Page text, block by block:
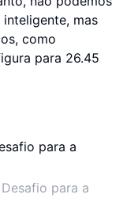
mas
como
para 26.45
para a